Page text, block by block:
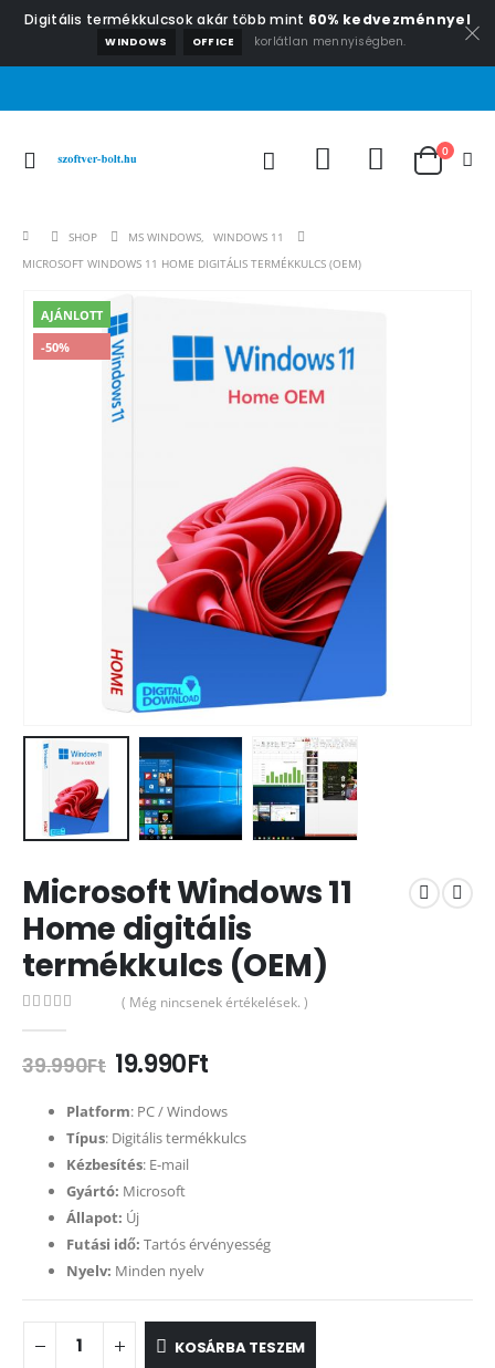
Digitális termékkulcsok akár több mint 60% kedvezménnyel
WINDOWS OFFICE korlátlan mennyiségben.
0
SHOP MS WINDOWS,
WINDOWS 11
MICROSOFT WINDOWS 11 HOME DIGITÁLIS TERMÉKKULCS (OEM)
AJÁNLOTT
-50%
Microsoft Windows 11
Home digitális
termékkulcs (OEM)
( Még nincsenek értékelések. )
39.990Ft 19.990Ft
Platform: PC / Windows
Típus: Digitális termékkulcs
Kézbesítés: E-mail
Gyártó: Microsoft
Állapot: Új
Futási idő: Tartós érvényesség
Nyelv: Minden nyelv
KOSÁRBA TESZEM